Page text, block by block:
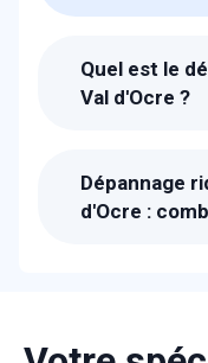
Quel est le
Val d'Ocre ?
vous à Le Val
vous
Dépannage
d'Ocre :